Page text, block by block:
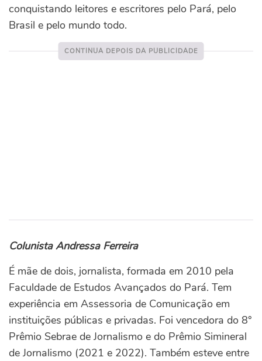
conquistando leitores e escritores pelo Pará, pelo
Brasil e pelo mundo todo.
Colunista Andressa Ferreira
É mãe de dois, jornalista, formada em 2010 pela
Faculdade de Estudos Avançados do Pará. Tem
experiência em Assessoria de Comunicação em
instituições públicas e privadas. Foi vencedora do 8°
Prêmio Sebrae de Jornalismo e do Prêmio Simineral
de Jornalismo (2021 e 2022). Também esteve entre